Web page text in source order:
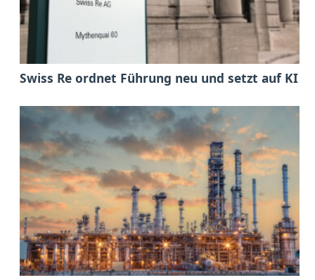
Swiss Re ordnet Führung neu und setzt auf KI